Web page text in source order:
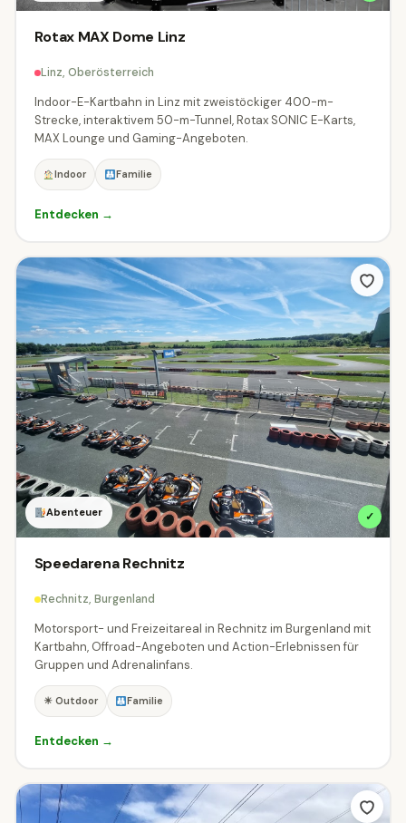
Rotax MAX Dome Linz
Linz, Oberösterreich
Indoor-E-Kartbahn in Linz mit zweistöckiger 400-m-
Strecke, interaktivem 50-m-Tunnel, Rotax SONIC E-Karts,
MAX Lounge und Gaming-Angeboten.
Indoor Familie
Entdecken →
Abenteuer ✓
Speedarena Rechnitz
Rechnitz, Burgenland
Motorsport- und Freizeitareal in Rechnitz im Burgenland mit
Kartbahn, Offroad-Angeboten und Action-Erlebnissen für
Gruppen und Adrenalinfans.
☀ Outdoor Familie
Entdecken →